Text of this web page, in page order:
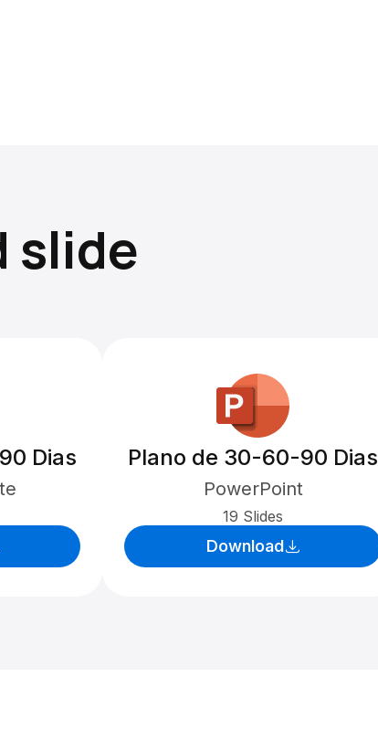
slide
Dias Plano de 30-60-90 Dias
PowerPoint
19 Slides
Download